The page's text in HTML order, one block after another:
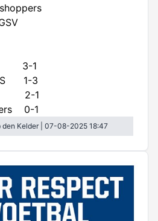
3-1
1-3
2-1
0-1
den Kelder | 07-08-2025 18:47